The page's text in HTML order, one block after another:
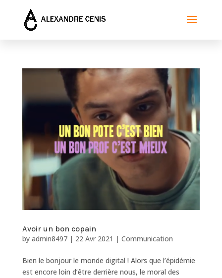
Avoir un bon copain
by admin8497| 22 Avr 2021 | Communication
Bien le bonjour le monde digital ! Alors que l’épidémie
est encore loin d’être derrière nous, le moral des